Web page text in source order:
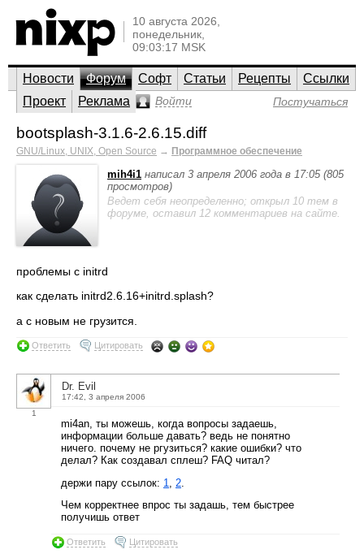
10 августа 2026,
понедельник,
09:03:17 MSK
Новости Форум Софт Статьи Рецепты
Ссылки
Проект
Реклама Войти Постучаться
bootsplash-3.1.6-2.6.15.diff
GNU/Linux, UNIX, Open Source → Программное обеспечение
mih4i1 написал 3 апреля 2006 года в 17:05 (805
просмотров)
Ведет себя неопределенно; открыл 10 тем в
форуме, оставил 12 комментариев на сайте.
проблемы с initrd
как сделать initrd2.6.16+initrd.splash?
а с новым не грузится.
Ответить Цитировать
1
Dr. Evil
17:42, 3 апреля 2006
mi4an, ты можешь, когда вопросы задаешь,
информации больше давать? ведь не понятно
ничего. почему не ргузиться? какие ошибки? что
делал? Как создавал сплеш? FAQ читал?
держи пару ссылок: 1 2
Чем корректнее впрос ты задашь, тем быстрее
получишь ответ
Ответить Цитировать